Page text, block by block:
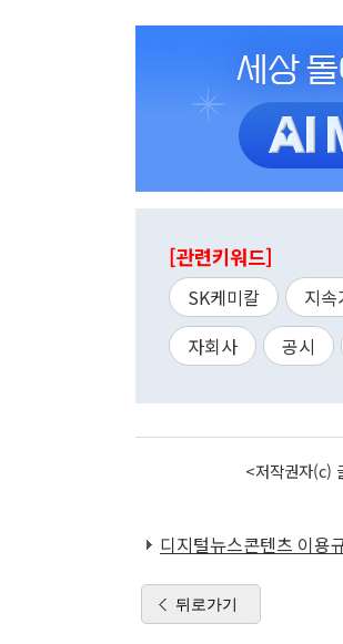
[관련키워드]
SK케미칼 지속
자회사
공시
<저작권자(c)
디지털뉴스콘텐츠 이용
뒤로가기